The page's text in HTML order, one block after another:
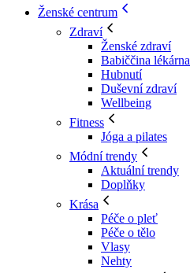
Ženské centrum
Zdraví
Ženské zdraví
Babiččina lékárna
Hubnutí
Duševní zdraví
Wellbeing
Fitness
Jóga a pilates
Módní trendy
Aktuální trendy
Doplňky
Krása
Péče o pleť
Péče o tělo
Vlasy
Nehty